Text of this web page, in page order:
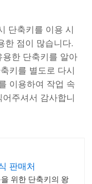
단축키를 이용 시
한 점이 많습니다.
한 단축키를 알아
키를 별도로 다시
이용하여 작업 속
주셔서 감사합니
판매처
위한 단축키의 왕